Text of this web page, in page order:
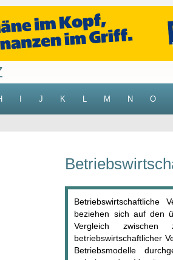
J K L M N O
Betriebswirtschaftliche
beziehen sich auf den
Vergleich
betriebswirtschaftlicher
Betriebsmodelle